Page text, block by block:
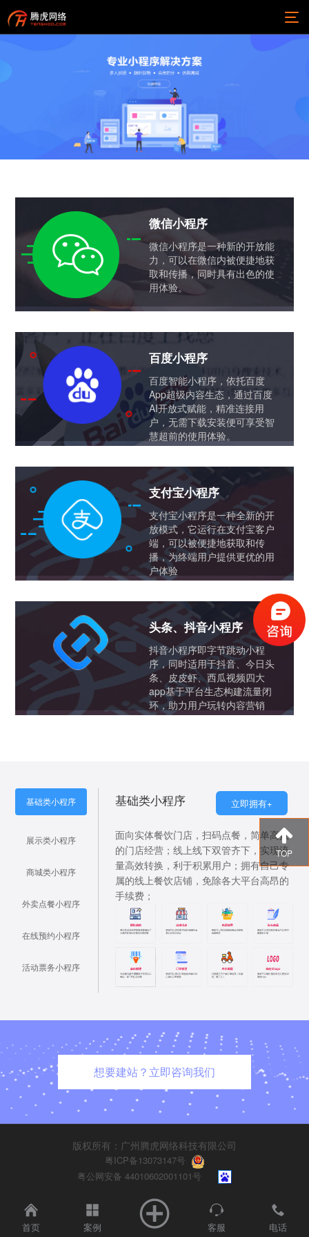
TOP
微信小程序
微信小程序是一种新的开放能
力，可以在微信内被便捷地获
取和传播，同时具有出色的使
用体验。
百度小程序
百度智能小程序，依托百度
App超级内容生态，通过百度
AI开放式赋能，精准连接用
户，无需下载安装便可享受智
慧超前的使用体验。
支付宝小程序
支付宝小程序是一种全新的开
放模式，它运行在支付宝客户
端，可以被便捷地获取和传
播，为终端用户提供更优的用
户体验
头条、抖音小程序
抖音小程序即字节跳动小程
序，同时适用于抖音、今日头
条、皮皮虾、西瓜视频四大
app基于平台生态构建流量闭
环，助力用户玩转内容营销
基础类小程序
展示类小程序
商城类小程序
外卖点餐小程序
在线预约小程序
活动票务小程序
基础类小程序 立即拥有+
面向实体餐饮门店，扫码点餐，简单高效
的门店经营；线上线下双管齐下，实现流
量高效转换，利于积累用户；拥有自己专
属的线上餐饮店铺，免除各大平台高昂的
手续费；
想要建站？立即咨询我们
版权所有：广州腾虎网络科技有限公司
粤ICP备13073147号
粤公网安备 44010602001101号
首页 案例 客服 电话